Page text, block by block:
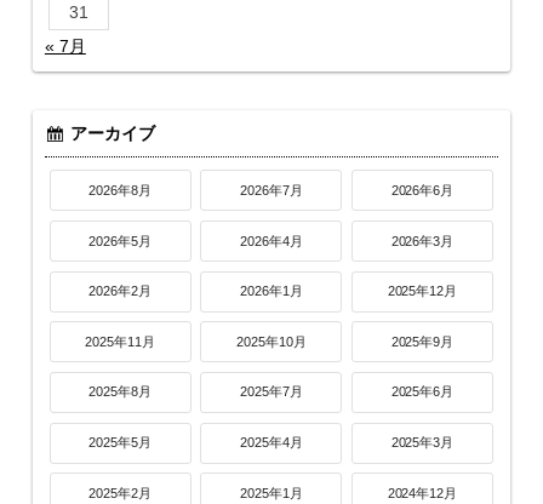
31
« 7月
アーカイブ
2026年8月 2026年7月 2026年6月
2026年5月 2026年4月 2026年3月
2026年2月 2026年1月 2025年12月
2025年11月 2025年10月 2025年9月
2025年8月 2025年7月 2025年6月
2025年5月 2025年4月 2025年3月
2025年2月 2025年1月 2024年12月